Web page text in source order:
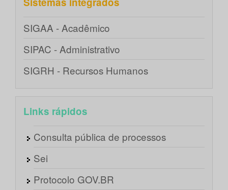
SIGAA - Acadêmico
SIPAC - Administrativo
SIGRH - Recursos Humanos
Links rápidos
Consulta pública de processos
Sei
Protocolo GOV.BR